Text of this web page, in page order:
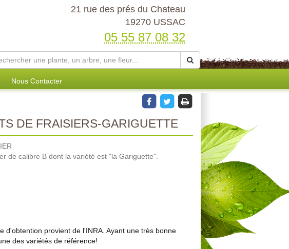
21 rue des prés du Chateau
19270 USSAC
05 55 87 08 32
Nous Contacter
DE FRAISIERS-GARIGUETTE
de calibre B dont la variété est "la Gariguette".
d'obtention provient de l'INRA. Ayant une très bonne
des variétés de référence!